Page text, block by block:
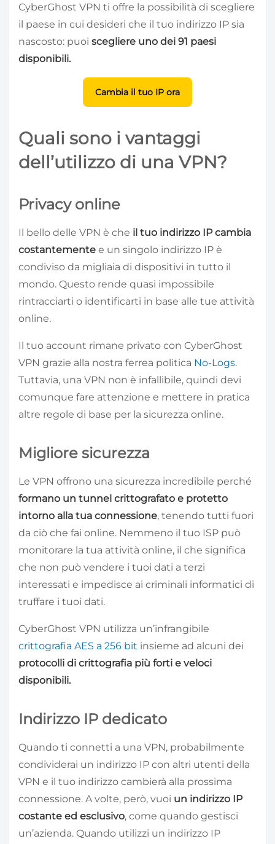
CyberGhost VPN ti offre la possibilità di scegliere
il paese in cui desideri che il tuo indirizzo IP sia
nascosto: puoi scegliere uno dei 91 paesi
disponibili.
Cambia il tuo IP ora
Quali sono i vantaggi
dell’utilizzo di una VPN?
Privacy online
Il bello delle VPN è che il tuo indirizzo IP cambia
costantemente e un singolo indirizzo IP è
condiviso da migliaia di dispositivi in tutto il
mondo. Questo rende quasi impossibile
rintracciarti o identificarti in base alle tue attività
online.
Il tuo account rimane privato con CyberGhost
VPN grazie alla nostra ferrea politica No-Logs.
Tuttavia, una VPN non è infallibile, quindi devi
comunque fare attenzione e mettere in pratica
altre regole di base per la sicurezza online.
Migliore sicurezza
Le VPN offrono una sicurezza incredibile perché
formano un tunnel crittografato e protetto
intorno alla tua connessione, tenendo tutti fuori
da ciò che fai online. Nemmeno il tuo ISP può
monitorare la tua attività online, il che significa
che non può vendere i tuoi dati a terzi
interessati e impedisce ai criminali informatici di
truffare i tuoi dati.
CyberGhost VPN utilizza un’infrangibile
crittografia AES a 256 bit insieme ad alcuni dei
protocolli di crittografia più forti e veloci
disponibili.
Indirizzo IP dedicato
Quando ti connetti a una VPN, probabilmente
condividerai un indirizzo IP con altri utenti della
VPN e il tuo indirizzo cambierà alla prossima
connessione. A volte, però, vuoi un indirizzo IP
costante ed esclusivo, come quando gestisci
un’azienda. Quando utilizzi un indirizzo IP